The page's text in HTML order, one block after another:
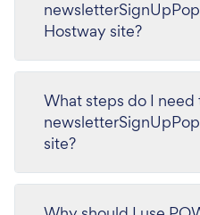
Hostway site?
What steps do I
site?